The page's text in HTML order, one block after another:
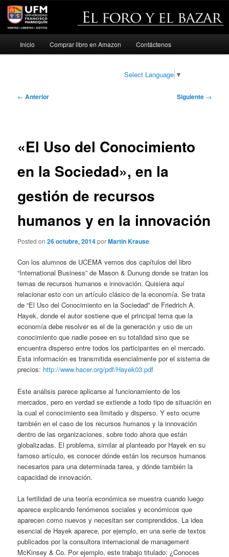
Ir
Inicio Comprar libro en Amazon Contáctenos
Select Language ▼
Navegación
← Anterior Siguiente →
«El Uso del Conocimiento
en la Sociedad», en la
gestión de recursos
humanos y en la innovación
Posted on26 octubre, 2014porMartin Krause
Con los alumnos de UCEMA vemos dos capítulos del libro
“International Business” de Mason & Dunung donde se tratan los
temas de recursos humanos e innovación. Quisiera aquí
relacionar esto con un artículo clásico de la economía. Se trata
de “El Uso del Conocimiento en la Sociedad” de Friedrich A.
Hayek, donde el autor sostiene que el principal tema que la
economía debe resolver es el de la generación y uso de un
conocimiento que nadie posee en su totalidad sino que se
encuentra disperso entre todos los participantes en el mercado.
Esta información es transmitida esencialmente por el sistema de
precios: http://www.hacer.org/pdf/Hayek03.pdf
Este análisis parece aplicarse al funcionamiento de los
mercados, pero en verdad se extiende a todo tipo de situación en
la cual el conocimiento sea limitado y disperso. Y esto ocurre
también en el caso de los recursos humanos y la innovación
dentro de las organizaciones, sobre todo ahora que están
globalizadas. El problema, similar al planteado por Hayek en su
famoso artículo, es conocer dónde están los recursos humanos
necesarios para una determinada tarea, y dónde también la
capacidad de innovación.
La fertilidad de una teoría económica se muestra cuando luego
aparece explicando fenómenos sociales y económicos que
aparecen como nuevos y necesitan ser comprendidos. La idea
esencial de Hayek aparece, por ejemplo, en una serie de textos
publicados por la consultora internacional de management
McKinsey & Co. Por ejemplo, este trabajo titulado: ¿Conoces